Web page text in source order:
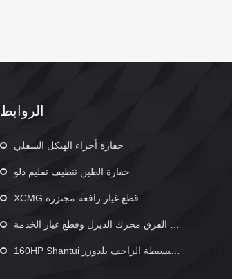
الروابط
حفارة أجزاء الهيكل السفلي
حفارة الطين تنظيف تقليم دلو
XCMG قطع غيار رافعة مجنزرة
نعم يو الفرق محرك الديزل وقطع غيار الخدمة
160HP Shantui البسيطة الزاحف بلدوزر SD16